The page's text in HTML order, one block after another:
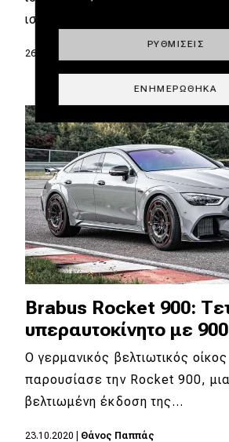
ισχυρότερο…
26.01.2021
Brabus Rocket 900:
υπεραυτοκίνητο με
Ο γερμανικός βελτιωτικός
παρουσίασε την Rocket 900,
βελτιωμένη έκδοση της…
23.10.2020 Θάνος Παππάς
ΡΥΘΜΊΣΕΙΣ
ΕΝΗΜΕΡΏΘΗΚΑ